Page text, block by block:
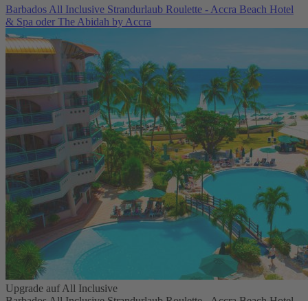
Barbados All Inclusive Strandurlaub Roulette - Accra Beach Hotel
& Spa oder The Abidah by Accra
Upgrade auf All Inclusive